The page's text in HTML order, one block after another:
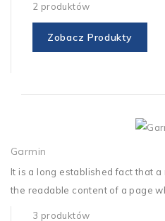
2 produktów
Zobacz Produkty
Garmin
It is a long established fact that
the readable content of a page
3 produktów